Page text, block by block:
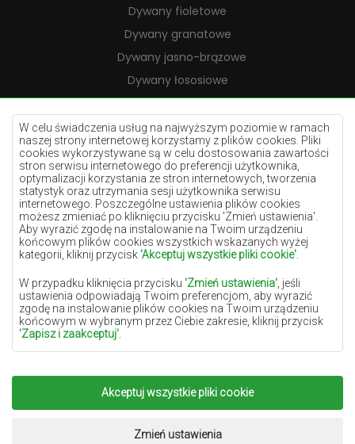
W celu świadczenia usług na najwyższym poziomie w ramach
naszej strony internetowej korzystamy z plików cookies. Pliki
cookies wykorzystywane są w celu dostosowania zawartości
stron serwisu internetowego do preferencji użytkownika,
optymalizacji korzystania ze stron internetowych, tworzenia
statystyk oraz utrzymania sesji użytkownika serwisu
internetowego. Poszczególne ustawienia plików cookies
możesz zmieniać po kliknięciu przycisku 'Zmień ustawienia'.
Aby wyrazić zgodę na instalowanie na Twoim urządzeniu
końcowym plików cookies wszystkich wskazanych wyżej
kategorii, kliknij przycisk 'Akceptuj wszystkie pliki cookie'
W przypadku kliknięcia przycisku 'Zmień ustawienia' , jeśli
ustawienia odpowiadają Twoim preferencjom, aby wyrazić
zgodę na instalowanie plików cookies na Twoim urządzeniu
końcowym w wybranym przez Ciebie zakresie, kliknij przycisk
'Zapisz i zaakceptuj'
osobowe, podstawą ich przetwarzania jest uzasadniony interes
administratora danych osobowych (DYWANYCHEMEX) lub
podmiotów trzecich w postaci zapewnienia wysokiej jakości
usług świadczonych w ramach naszej strony internetowej oraz
oraz jego Zaufanych Partnerów.
Akceptuj wszystkie pliki cookie
Zmień ustawienia
Dywany fioletowe
Dywany granatowe
Dywany jasno-brązowe
Dywany łososiowe
Dywany kremowe
Dywany lilac
Dywany żółte
Dywany miętowe
Dywany niebieskie
Dywany pomarańczowe
Dywany różowe
Dywany szare
Dywany terakota
Dywany zielone
Copyright 2022Dywany Chemex.Wszelkie prawa
Realizacja:www.dimax.pl